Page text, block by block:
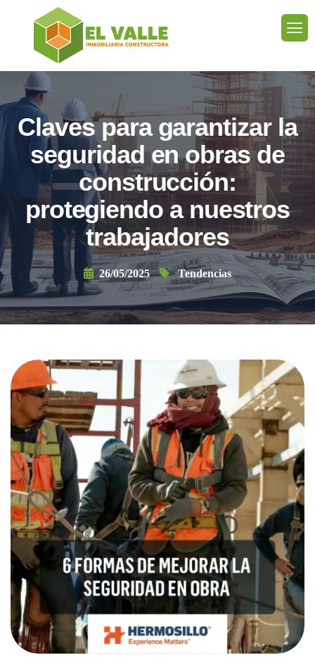
Claves para garantizar la
seguridad en obras de
construcción:
protegiendo a nuestros
trabajadores
26/05/2025 Tendencias